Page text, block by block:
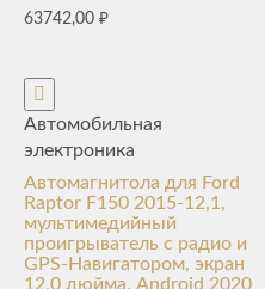
63742,00 ₽
Автомобильная
электроника
Автомагнитола для Ford
Raptor F150 2015-12,1,
мультимедийный
проигрыватель с радио и
GPS-Навигатором, экран
12,0 дюйма, Android 2020